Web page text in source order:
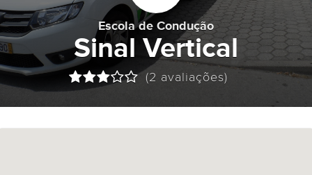
Escola de Condução
Sinal Vertical
(2 avaliações)